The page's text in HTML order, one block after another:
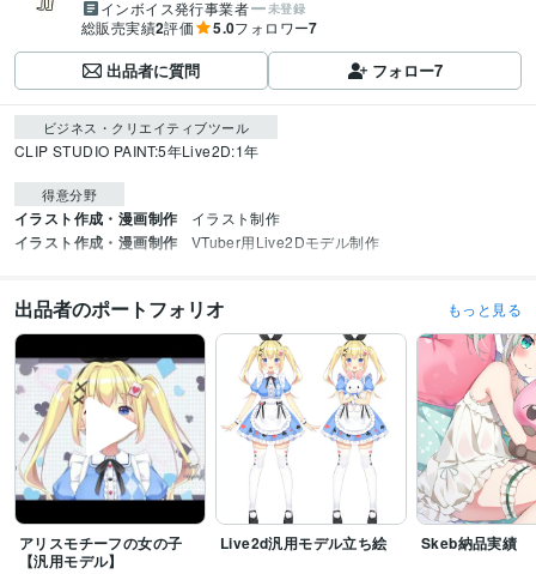
インボイス発行事業者 未登録
総販売実績2評価 5.0フォロワー7
出品者に質問 フォロー7
ビジネス・クリエイティブツール
CLIP STUDIO PAINT:5年Live2D:1年
得意分野
イラスト作成・漫画制作 イラスト制作
イラスト作成・漫画制作 VTuber用Live2Dモデル制作
出品者のポートフォリオ もっと見る
アリスモチーフの女の子
【汎用モデル】
Live2d汎用モデル立ち絵 Skeb納品実績